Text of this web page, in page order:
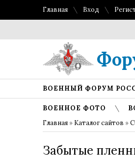
Главная Вход
ВОЕННЫЙ ФОРУМ
ВОЕННОЕ ФОТО
Главная » Каталог сайтов »
Забытые